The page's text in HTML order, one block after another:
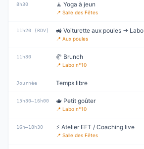
8h30 🧘 Yoga à jeun
📍 Salle des Fêtes
11h20 (RDV) 🚜 Voiturette aux poules → Labo
📍 Aux poules
11h30 🥐 Brunch
📍 Labo n°10
Journée Temps libre
15h30–16h00 🫖 Petit goûter
📍 Labo n°10
16h–18h30 ⚡ Atelier EFT / Coaching live
📍 Salle des Fêtes